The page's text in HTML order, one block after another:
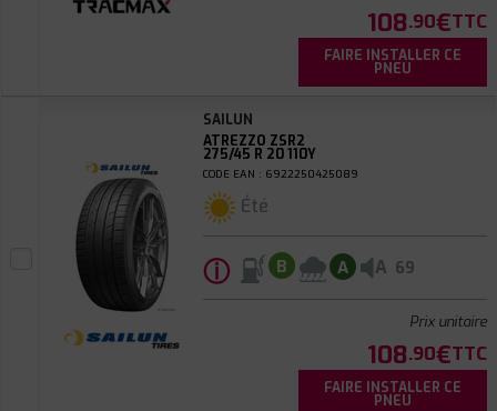
108.90€TTC
FAIRE INSTALLER CE
PNEU
SAILUN
ATREZZO ZSR2
275/45 R 20 110Y
CODE EAN : 6922250425089
Été
ⓘ B A A 69
Prix unitaire
108.90€TTC
FAIRE INSTALLER CE
PNEU